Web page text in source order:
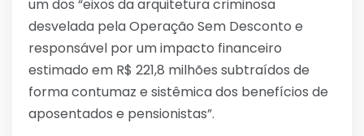
um dos “eixos da arquitetura criminosa
desvelada pela Operação Sem Desconto e
responsável por um impacto financeiro
estimado em R$ 221,8 milhões subtraídos de
forma contumaz e sistêmica dos benefícios de
aposentados e pensionistas”.